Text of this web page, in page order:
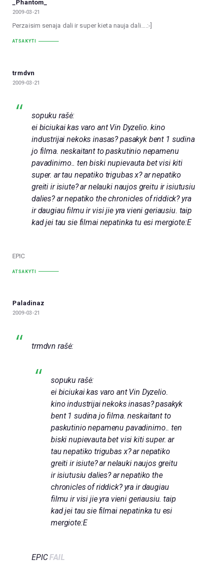
_Phantom_
2009-03-21
Perzaisim senaja dali ir super kieta nauja dali….:-]
ATSAKYTI
trmdvn
2009-03-21
sopuku rašė:
ei biciukai kas varo ant Vin Dyzelio. kino
industrijai nekoks inasas? pasakyk bent 1 sudina
jo filma. neskaitant to paskutinio nepamenu
pavadinimo.. ten biski nupievauta bet visi kiti
super. ar tau nepatiko trigubas x? ar nepatiko
greiti ir isiute? ar nelauki naujos greitu ir isiutusiu
dalies? ar nepatiko the chronicles of riddick? yra
ir daugiau filmu ir visi jie yra vieni geriausiu. taip
kad jei tau sie filmai nepatinka tu esi mergiote:E
EPIC
ATSAKYTI
Paladinaz
2009-03-21
trmdvn rašė:
sopuku rašė:
ei biciukai kas varo ant Vin Dyzelio.
kino industrijai nekoks inasas? pasakyk
bent 1 sudina jo filma. neskaitant to
paskutinio nepamenu pavadinimo.. ten
biski nupievauta bet visi kiti super. ar
tau nepatiko trigubas x? ar nepatiko
greiti ir isiute? ar nelauki naujos greitu
ir isiutusiu dalies? ar nepatiko the
chronicles of riddick? yra ir daugiau
filmu ir visi jie yra vieni geriausiu. taip
kad jei tau sie filmai nepatinka tu esi
mergiote:E
EPICFAIL